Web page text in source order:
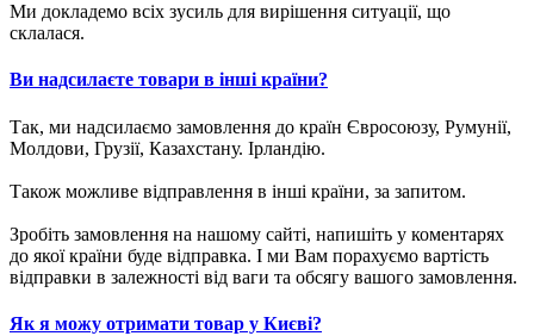
Ми докладемо всіх зусиль для вирішення ситуації, що
склалася.
Ви надсилаєте товари в інші країни?
Так, ми надсилаємо замовлення до країн Євросоюзу, Румунії,
Молдови, Грузії, Казахстану. Ірландію.
Також можливе відправлення в інші країни, за запитом.
Зробіть замовлення на нашому сайті, напишіть у коментарях
до якої країни буде відправка. І ми Вам порахуємо вартість
відправки в залежності від ваги та обсягу вашого замовлення.
Як я можу отримати товар у Києві?